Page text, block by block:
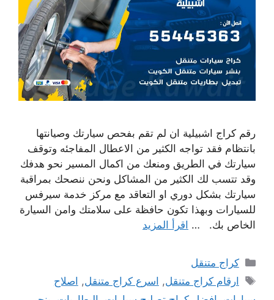
رقم كراج اشبيلية ان لم تقم بفحص سيارتك وصيانتها
بانتظام فقد تواجه الكثير من الاعطال المفاجئه وتوقف
سيارتك في الطريق ومنعك من اكمال المسير نحو هدفك
وقد تتسب لك الكثير من المشاكل ونحن ننصحك بمراقبة
سيارتك بشكل دوري او التعاقد مع مركز خدمة سيرفس
للسيارات وبهذا تكون حافظة على سلامتك وامن السيارة
الخاص بك. … اقرأ المزيد
التصنيفات
كراج متنقل
الوسوم
ارقام كراج متنقل, اسرع كراج متنقل, اصلاح